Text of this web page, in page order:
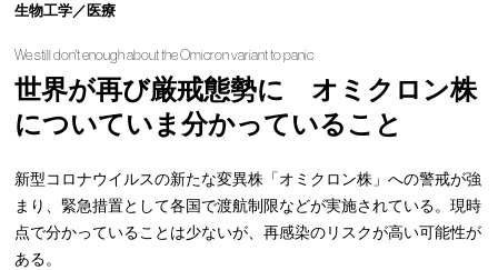
生物工学／医療
We still don't enough about the Omicron variant to panic
世界が再び厳戒態勢に オミクロン株
についていま分かっていること
新型コロナウイルスの新たな変異株「オミクロン株」への警戒が強
まり、緊急措置として各国で渡航制限などが実施されている。現時
点で分かっていることは少ないが、再感染のリスクが高い可能性が
ある。